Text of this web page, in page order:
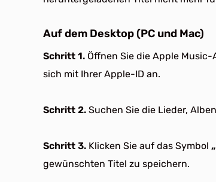
Auf dem Desktop (PC und Mac)
Schritt 1. Öffnen Sie die Apple
sich mit Ihrer Apple-ID an.
Schritt 2. Suchen Sie die Lieder,
Schritt 3. Klicken Sie auf das Symbol
gewünschten Titel zu speichern.